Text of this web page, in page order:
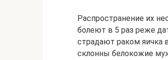
Распространение их
болеют в 5 раз реже
страдают раком яичка
склонны белокожие